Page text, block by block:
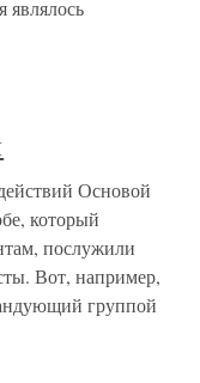
являлось
Основой
который
послужили
Вот, например,
группой